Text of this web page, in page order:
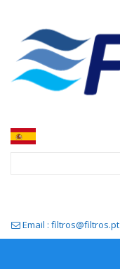
 Email : filtros@filtros.pt